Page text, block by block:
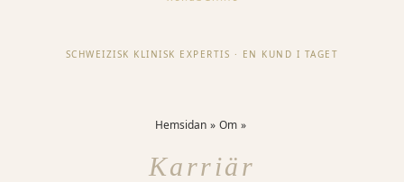
SCHWEIZISK KLINISK EXPERTIS · EN KUND I TAGET
Hemsidan Om
Karriär